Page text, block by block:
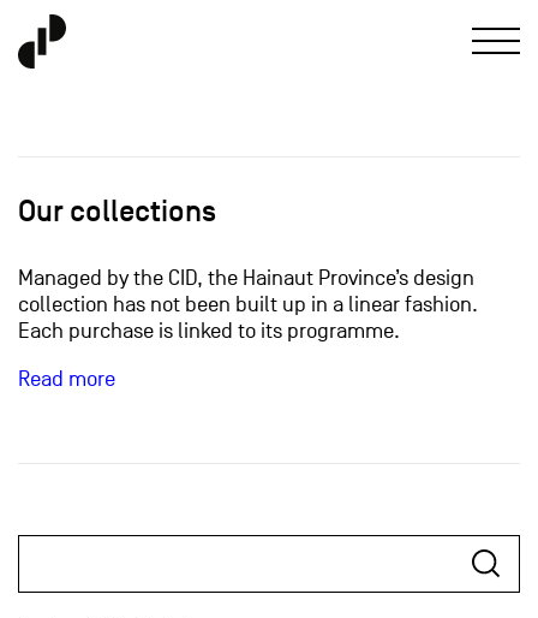
Our collections
Managed by the CID, the Hainaut Province’s design
collection has not been built up in a linear fashion.
Each purchase is linked to its programme.
Read more